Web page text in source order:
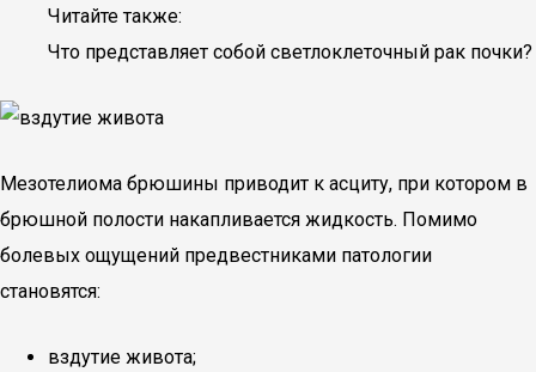
Читайте также:
Что представляет собой светлоклеточный рак почки?
Мезотелиома брюшины приводит к асциту, при котором в
брюшной полости накапливается жидкость. Помимо
болевых ощущений предвестниками патологии
становятся:
вздутие живота;